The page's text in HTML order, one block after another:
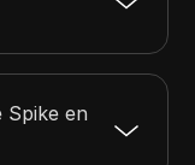
Spike en